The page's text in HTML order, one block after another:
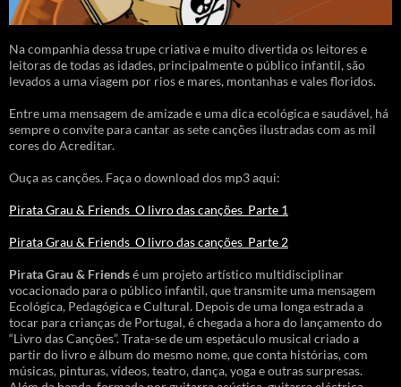
Na companhia dessa trupe criativa e muito divertida os leitores e
leitoras de todas as idades, principalmente o público infantil, são
levados a uma viagem por rios e mares, montanhas e vales floridos.
Entre uma mensagem de amizade e uma dica ecológica e saudável, há
sempre o convite para cantar as sete canções ilustradas com as mil
cores do Acreditar.
Ouça as canções. Faça o download dos mp3 aqui:
Pirata Grau & Friends_O livro das canções_Parte 1
Pirata Grau & Friends_O livro das canções_Parte 2
Pirata Grau & Friendsé um projeto artístico multidisciplinar
vocacionado para o público infantil, que transmite uma mensagem
Ecológica, Pedagógica e Cultural. Depois de uma longa estrada a
tocar para crianças de Portugal, é chegada a hora do lançamento do
“Livro das Canções”. Trata-se de um espetáculo musical criado a
partir do livro e álbum do mesmo nome, que conta histórias, com
músicas, pinturas, vídeos, teatro, dança, yoga e outras surpresas.